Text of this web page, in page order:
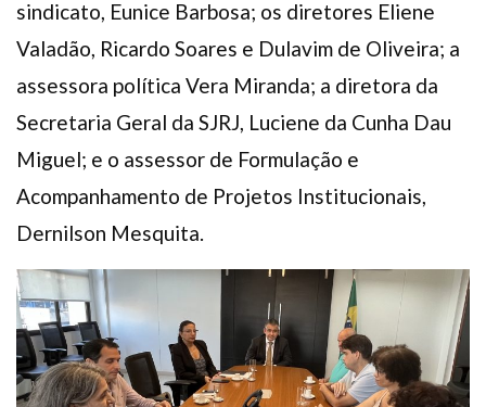
sindicato, Eunice Barbosa; os diretores Eliene
Valadão, Ricardo Soares e Dulavim de Oliveira; a
assessora política Vera Miranda; a diretora da
Secretaria Geral da SJRJ, Luciene da Cunha Dau
Miguel; e o assessor de Formulação e
Acompanhamento de Projetos Institucionais,
Dernilson Mesquita.